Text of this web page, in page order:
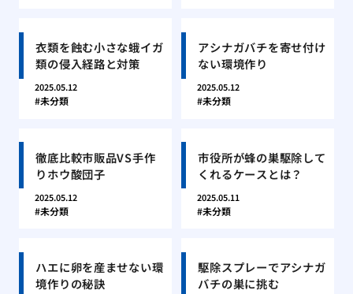
衣類を蝕む小さな蛾イガ
類の侵入経路と対策
2025.05.12
未分類
アシナガバチを寄せ付け
ない環境作り
2025.05.12
未分類
徹底比較市販品VS手作
りホウ酸団子
2025.05.12
未分類
市役所が蜂の巣駆除して
くれるケースとは？
2025.05.11
未分類
ハエに卵を産ませない環
境作りの秘訣
駆除スプレーでアシナガ
バチの巣に挑む